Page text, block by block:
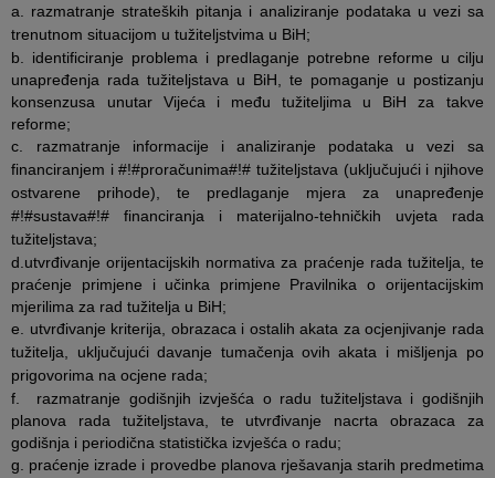
a. razmatranje strateških pitanja i analiziranje podataka u vezi sa
trenutnom situacijom u tužiteljstvima u BiH;
b. identificiranje problema i predlaganje potrebne reforme u cilju
unapređenja rada tužiteljstava u BiH, te pomaganje u postizanju
konsenzusa unutar Vijeća i među tužiteljima u BiH za takve
reforme;
c. razmatranje informacije i analiziranje podataka u vezi sa
financiranjem i #!#proračunima#!# tužiteljstava (uključujući i njihove
ostvarene prihode), te predlaganje mjera za unapređenje
#!#sustava#!# financiranja i materijalno-tehničkih uvjeta rada
tužiteljstava;
d.utvrđivanje orijentacijskih normativa za praćenje rada tužitelja, te
praćenje primjene i učinka primjene Pravilnika o orijentacijskim
mjerilima za rad tužitelja u BiH;
e. utvrđivanje kriterija, obrazaca i ostalih akata za ocjenjivanje rada
tužitelja, uključujući davanje tumačenja ovih akata i mišljenja po
prigovorima na ocjene rada;
f. razmatranje godišnjih izvješća o radu tužiteljstava i godišnjih
planova rada tužiteljstava, te utvrđivanje nacrta obrazaca za
godišnja i periodična statistička izvješća o radu;
g. praćenje izrade i provedbe planova rješavanja starih predmetima